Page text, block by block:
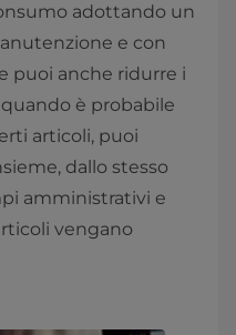
adottando un
e con
puoi anche ridurre i
è probabile
articoli, puoi
dallo stesso
amministrativi e
vengano